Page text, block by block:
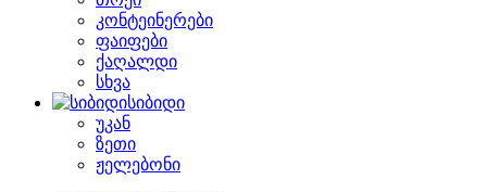
კონტეინერები
ფაიფები
ქაღალდი
სხვა
სიბიდი
უკან
ზეთი
ჟელებონი